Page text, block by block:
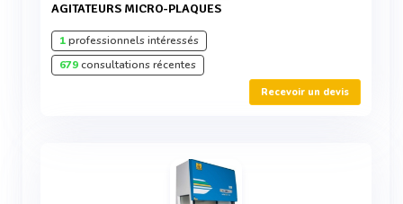
AGITATEURS MICRO-PLAQUES
1professionnels intéressés
679consultations récentes
Recevoir un devis